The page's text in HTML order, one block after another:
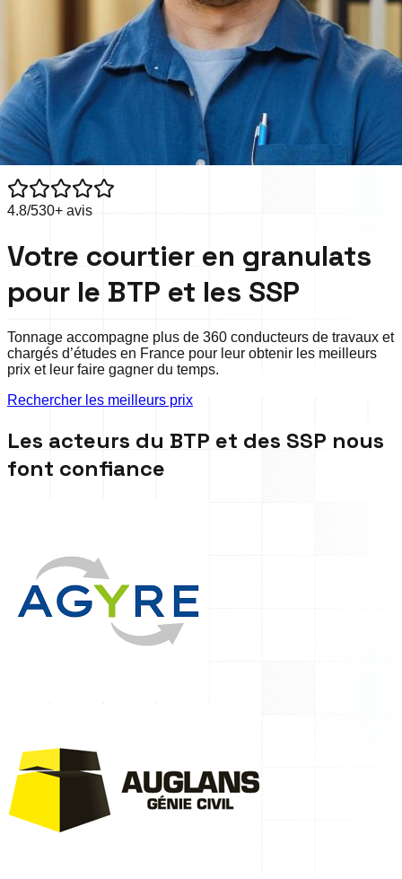
4.8/530+ avis
Votre courtier en granulats
pour le BTP et les SSP
Tonnage accompagne plus de 360 conducteurs de travaux et
chargés d’études en France pour leur obtenir les meilleurs
prix et leur faire gagner du temps.
Rechercher les meilleurs prix
Les acteurs du BTP et des SSP nous
font confiance